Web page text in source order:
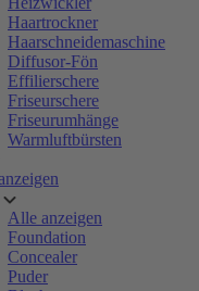
Haartrockner
Haarschneidemaschine
Diffusor-Fön
Effilierschere
Friseurschere
Friseurumhänge
Warmluftbürsten
Alle anzeigen
Foundation
Concealer
Puder